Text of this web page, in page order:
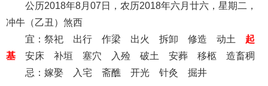
公历2018年8月07日，农历2018年六月廿六，星期二，
冲牛（乙丑）煞西
宜：祭祀 出行 作梁 出火 拆卸 修造 动土 起
基 安床 补垣 塞穴 入殓 破土 安葬 移柩 造畜稠
忌：嫁娶 入宅 斋醮 开光 针灸 掘井